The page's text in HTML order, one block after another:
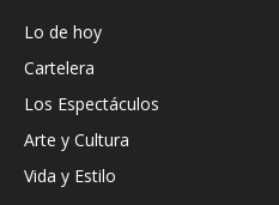
Lo de hoy
Cartelera
Los Espectáculos
Arte y Cultura
Vida y Estilo